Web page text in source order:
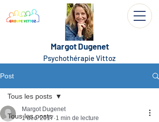
Margot Dugenet
Psychothérapie Vittoz
Post
Tous les posts
Tous les posts
Margot Dugenet
1 déc. 2017 1 min de lecture